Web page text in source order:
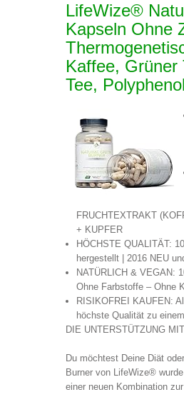
LifeWize®
Kapseln Ohne
Kaffee, Grüner
Tee,
FRUCHTEXTRAKT
+ KUPFER
HÖCHSTE QUALITÄT:
hergestellt | 2016 NEU
NATÜRLICH & VEGAN:
Ohne Farbstoffe – Ohne
RISIKOFREI KAUFEN:
höchste Qualität zu
DIE UNTERSTÜTZUNG
Du möchtest Deine Diät
Burner von LifeWize®
einer neuen Kombination